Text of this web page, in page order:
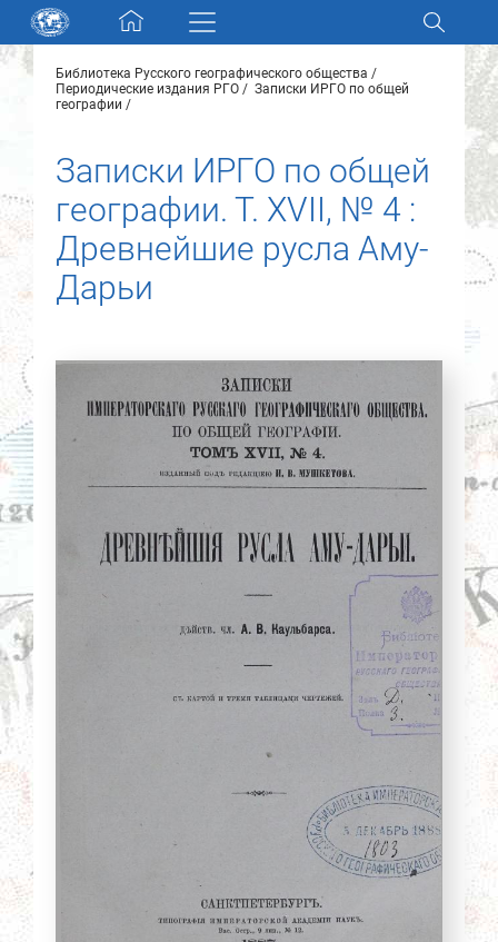
Skip navigation
Разделы и коллекции
Новости
О нас
Контакты
Партнеры
Найти
Библиотека Русского географического общества
Периодические издания РГО
Записки ИРГО по общей
географии
Записки ИРГО по общей
географии. Т. XVII, № 4 :
Древнейшие русла Аму-
Дарьи